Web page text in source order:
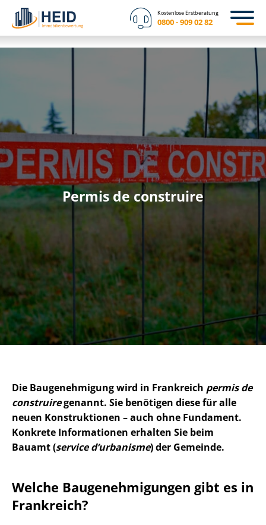
Kostenlose Erstberatung
0800 - 909 02 82
Permis de construire
Die Baugenehmigung wird in Frankreich permis de
construiregenannt. Sie benötigen diese für alle
neuen Konstruktionen – auch ohne Fundament.
Konkrete Informationen erhalten Sie beim
Bauamt (service d’urbanisme) der Gemeinde.
Welche Bau­ge­neh­mi­gun­gen gibt es in
Frankreich?